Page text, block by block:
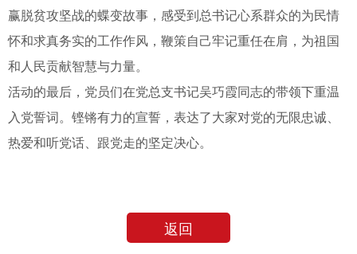
赢脱贫攻坚战的蝶变故事，感受到总书记心系群众的为民情
怀和求真务实的工作作风，鞭策自己牢记重任在肩，为祖国
和人民贡献智慧与力量。
活动的最后，党员们在党总支书记吴巧霞同志的带领下重温
入党誓词。铿锵有力的宣誓，表达了大家对党的无限忠诚、
热爱和听党话、跟党走的坚定决心。
返回